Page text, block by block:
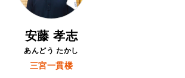
安藤 孝志
あんどう たかし
三宮一貫楼